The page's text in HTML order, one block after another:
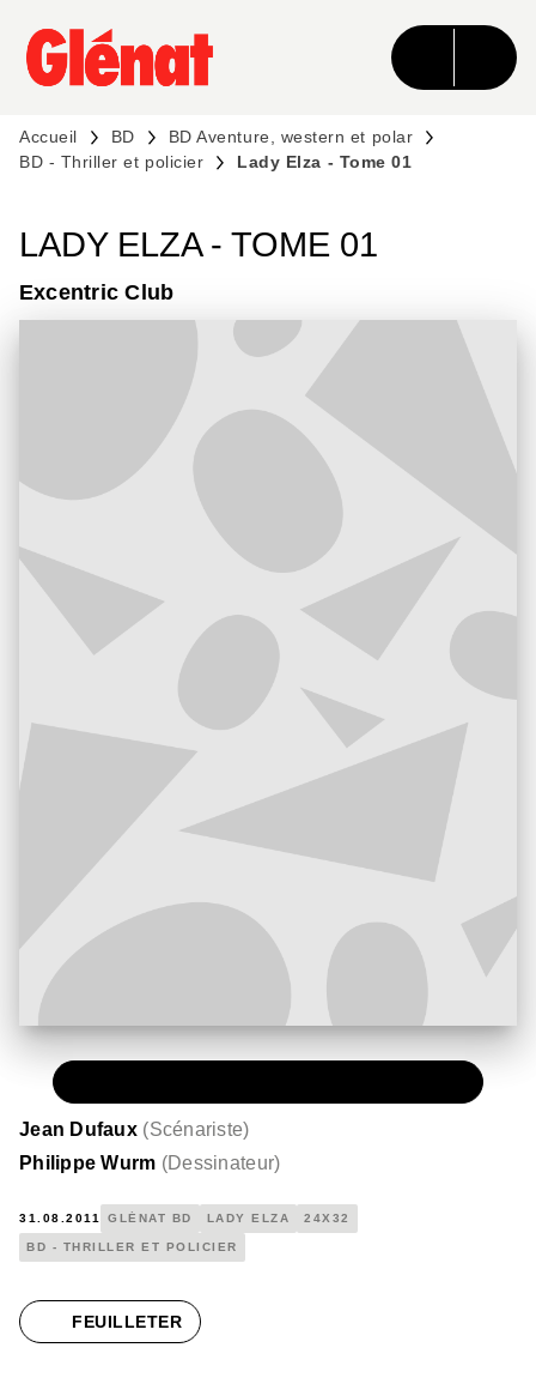
MENU RECHERCHE CONTENU
PIED DE PAGE
Accueil BD
BD Aventure, western et polar
BD - Thriller et policier
Lady Elza - Tome 01
LADY ELZA - TOME 01
Excentric Club
Jean Dufaux (Scénariste)
Philippe Wurm (Dessinateur)
31.08.2011 GLÉNAT BD LADY ELZA 24X32
BD - THRILLER ET POLICIER
FEUILLETER